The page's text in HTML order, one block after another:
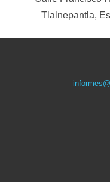
Tlalnepantla,